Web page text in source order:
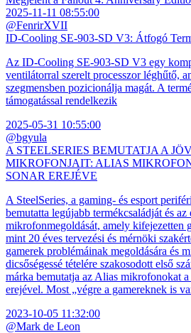
2025-11-11 08:55:00
@FenrirXVII
ID-Cooling SE-903-SD V3: Átfogó
Az ID-Cooling SE-903-SD V3 egy
ventilátorral szerelt processzor léghűtő,
szegmensben pozicionálja magát. A
támogatással rendelkezik
2025-05-31 10:55:00
@bgyula
A STEELSERIES BEMUTATJA A
MIKROFONJAIT: ALIAS
SONAR EREJÉVE
A SteelSeries, a gaming- és esport
bemutatta legújabb termékcsaládját és az
mikrofonmegoldását, amely kifejezetten
mint 20 éves tervezési és mérnöki
gamerek problémáinak megoldására és
dicsőségessé tételére szakosodott első
márka bemutatja az Alias mikrofonokat
erejével. Most „végre a gamereknek is
2023-10-05 11:32:00
@Mark de Leon